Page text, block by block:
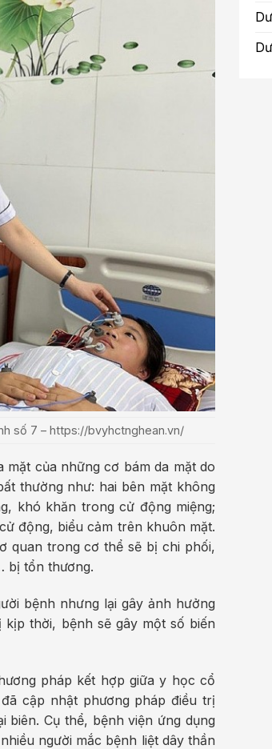
số 7 – https://bvyhctnghean.vn/
mặt của những cơ bám da mặt do
thường như: hai bên mặt không
khó khăn trong cử động miệng;
động, biểu cảm trên khuôn mặt.
quan trong cơ thể sẽ bị chi phối,
bị tổn thương.
bệnh nhưng lại gây ảnh hưởng
thời, bệnh sẽ gây một số biến
pháp kết hợp giữa y học cổ
cập nhật phương pháp điều trị
biên. Cụ thể, bệnh viện ứng dụng
người mắc bệnh liệt dây thần